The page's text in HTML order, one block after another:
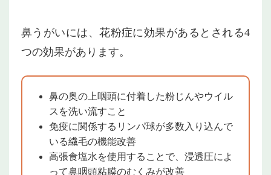
鼻うがいには、花粉症に効果があるとされる4
つの効果があります。
鼻の奥の上咽頭に付着した粉じんやウイル
スを洗い流すこと
免疫に関係するリンパ球が多数入り込んで
いる繊毛の機能改善
高張食塩水を使用することで、浸透圧によ
って鼻咽頭粘膜のむくみが改善